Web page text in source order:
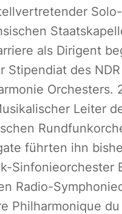
als Dirigent
Stipendiat des NDR
Orchesters.
Leiter
führten ihn
Sinfonieorchester
Radio-
Philharmonique